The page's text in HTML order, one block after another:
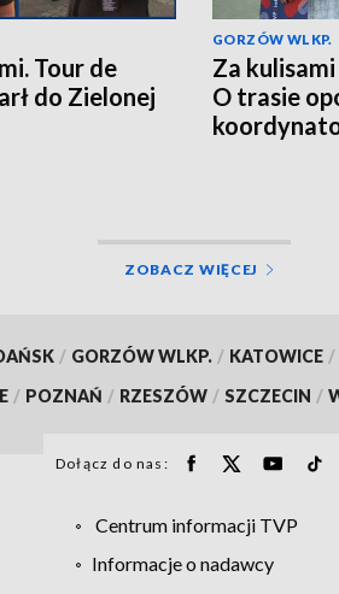
Tour de
do Zielonej
GORZÓW WLKP.
Za
O trasie
ZOBACZ WIĘCEJ
/ GORZÓW WLKP. / KATOWICE /
/ POZNAŃ / RZESZÓW / SZCZECIN /
Dołącz do nas:
Centrum informacji TVP
Informacje o nadawcy